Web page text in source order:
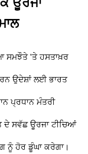
ਸਮਝੌਤੇ 'ਤੇ ਹਸਤਾਖ਼ਰ
ਉਦੇਸ਼ਾਂ ਲਈ ਭਾਰਤ
ਪ੍ਰਧਾਨ ਮੰਤਰੀ
ਦੇ ਸਵੱਛ ਊਰਜਾ ਟੀਚਿਆਂ
ਨੂੰ ਹੋਰ ਡੂੰਘਾ ਕਰੇਗਾ।